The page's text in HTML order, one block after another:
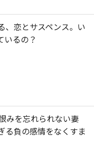
、恋とサスペンス。い
いるの？
みを忘れられない妻
る負の感情をなくすま